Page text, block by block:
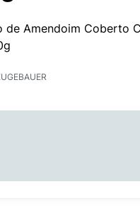
de Amendoim Coberto